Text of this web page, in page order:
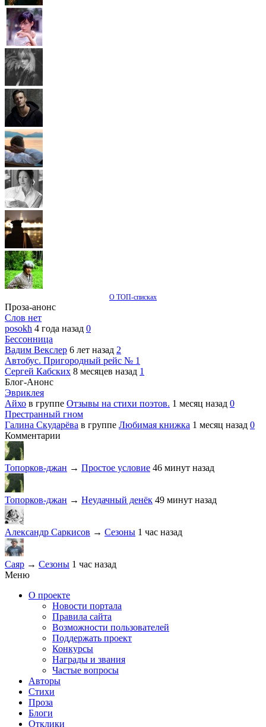
О ТОП-списках
Проза-анонс
Слов нет
posokh 4 года назад 0
Бессонница
Вадим Векслер 6 лет назад 2
Автобус. Пригородный рейс № 1
Сергей Кабских 8 месяцев назад 1
Блог-Анонс
Эвриклея
Айхо в группе Отзывы на стихи поэтов. 1 месяц назад 0
Престранный гном
Галина Скударёва в группе Любимая книжка 1 месяц назад 0
Комментарии
Топорков-джан → Простое условие 46 минут назад
Топорков-джан → Неудачный денёк 49 минут назад
Александр Саркисов → Сезоны 1 час назад
Саяр → Сезоны 1 час назад
Меню
О проекте
Новости портала
Правила сайта
Возможности пользователей
Поддержать проект
Конкурсы
Награды и звания
Частые вопросы
Авторы
Стихи
Проза
Блоги
Отклики